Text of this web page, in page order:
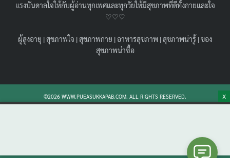
แจกสูตรมันบด คลีน ไม่อ้วน ทำง่าย อร่อยได้โดย
ไม่รู้สึกผิด (พร้อมวิธีเลือกหัวมัน และการจับคู่
เทคนิคปรุงให้อร่อยแบบไม่อ้วน เสิร์ฟยังไงให้อยู่ท้อง ดูดี และ
แรงบันดาลใจให้กับผู้อ่านทุกเพศและทุกวัยให้มีสุขภาพที่ดีทั้งกายและใจ
♡♡♡
ผู้สูงอายุ |สุขภาพใจ |สุขภาพกาย |อาหารสุขภาพ |สุขภาพน่ารู้ |ของ
สุขภาพน่าซื้อ
©2026 WWW.PUEASUKKAPAB.COM. ALL RIGHTS RESERVED. X